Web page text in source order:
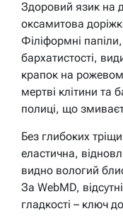
Здоровий язик на
оксамитова
Філіформні
бархатистості,
крапок на
мертві клітини та
полиці, що
Без глибоких
еластична,
видно вологий
За WebMD,
гладкості – ключ